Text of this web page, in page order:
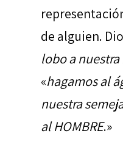
de alguien.
lobo a
«hagamos al
nuestra
al HOMBRE.»